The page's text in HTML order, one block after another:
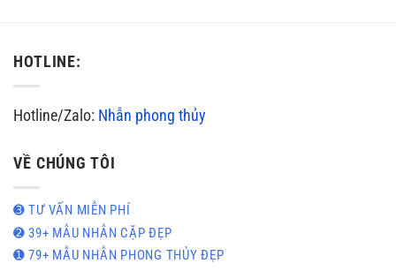
HOTLINE:
Hotline/Zalo: Nhẫn phong thủy
VỀ CHÚNG TÔI
➌ TƯ VẤN MIỄN PHÍ
➋ 39+ MẪU NHẪN CẶP ĐẸP
➊ 79+ MẪU NHẪN PHONG THỦY ĐẸP